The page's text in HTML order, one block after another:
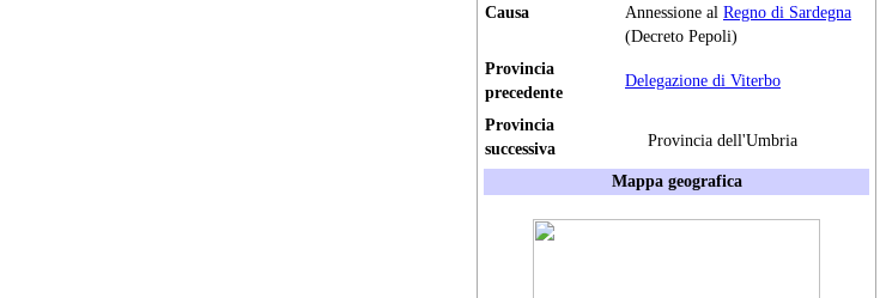
Causa
Annessione al Regno di Sardegna
(Decreto Pepoli)
Provincia
precedente
Delegazione di Viterbo
Provincia
successiva
Provincia dell'Umbria
Mappa geografica